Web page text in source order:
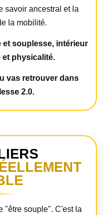
savoir ancestral et la
la mobilité.
et souplesse, intérieur
et physicalité.
vas retrouver dans
2.0.
"être souple". C'est la